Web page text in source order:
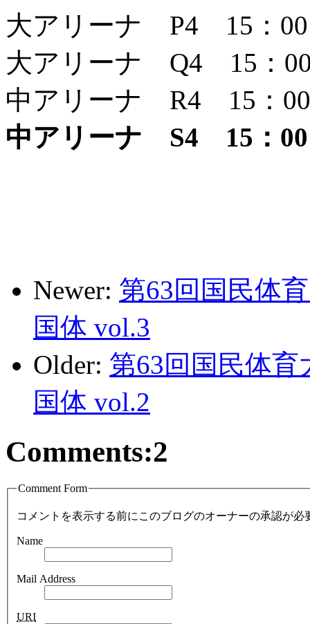
大アリーナ P4 15：
大アリーナ Q4 15：
中アリーナ R4 15：
中アリーナ S4 15：
Newer: 第63回国民体
国体 vol.3
Older: 第63回国民体
国体 vol.2
Comments:2
Comment Form
コメントを表示する前にこのブログのオーナーの承認が必
Name
Mail Address
URI